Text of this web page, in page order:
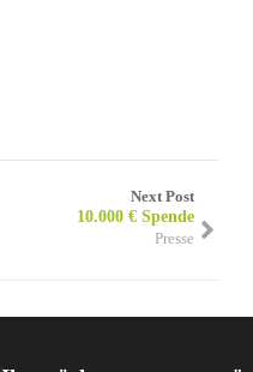
Next Post
10.000 € Spende
Presse